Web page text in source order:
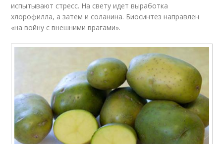
испытывают стресс. На свету идет выработка
хлорофилла, а затем и соланина. Биосинтез направлен
«на войну с внешними врагами».